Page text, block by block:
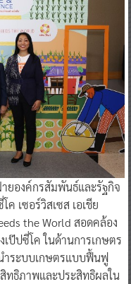
ยองค์กรสัมพันธ์และรัฐกิจ
เซอร์วิสเซส เอเชีย
the World สอดคล้อง
ป๊ปซี่โค ในด้านการเกษตร
ำระบบเกษตรแบบฟื้นฟู
ทธิภาพและประสิทธิผลใน